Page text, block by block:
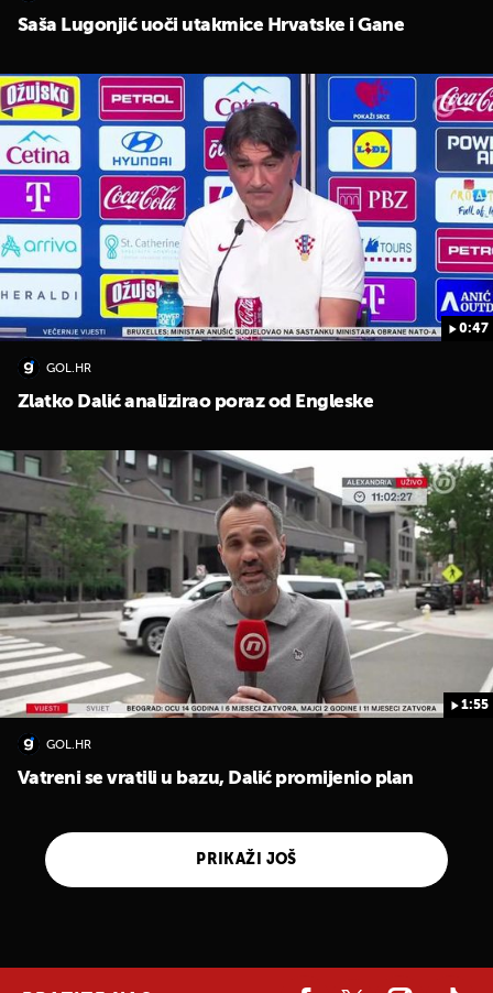
Saša Lugonjić uoči utakmice Hrvatske i Gane
0:47
GOL.HR
Zlatko Dalić analizirao poraz od Engleske
1:55
GOL.HR
Vatreni se vratili u bazu, Dalić promijenio plan
PRIKAŽI JOŠ